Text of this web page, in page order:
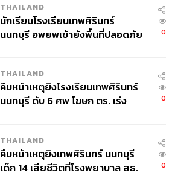
THAILAND
นักเรียนโรงเรียนเทพศิรินทร์
นนทบุรี อพยพเข้ายังพื้นที่ปลอดภัย
0
THAILAND
คืบหน้าเหตุยิงโรงเรียนเทพศิรินทร์
นนทบุรี ดับ 6 ศพ โฆษก ตร. เร่ง
0
THAILAND
คืบหน้าเหตุยิงเทพศิรินทร์ นนทบุรี
เด็ก 14 เสียชีวิตที่โรงพยาบาล สธ.
0